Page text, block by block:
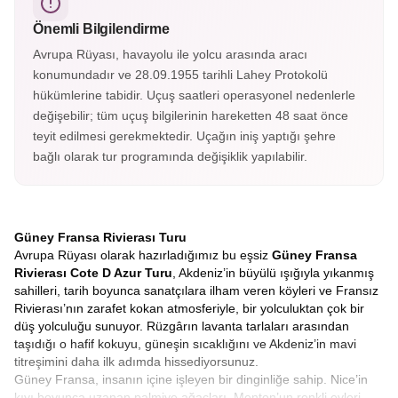
sayılır.
Önemli Bilgilendirme
Avrupa Rüyası, havayolu ile yolcu arasında aracı
konumundadır ve 28.09.1955 tarihli Lahey Protokolü
hükümlerine tabidir. Uçuş saatleri operasyonel nedenlerle
değişebilir; tüm uçuş bilgilerinin hareketten 48 saat önce
teyit edilmesi gerekmektedir. Uçağın iniş yaptığı şehre
bağlı olarak tur programında değişiklik yapılabilir.
Güney Fransa Rivierası Turu
Avrupa Rüyası olarak hazırladığımız bu eşsiz Güney Fransa
Rivierası Cote D Azur Turu , Akdeniz’in büyülü ışığıyla yıkanmış
sahilleri, tarih boyunca sanatçılara ilham veren köyleri ve Fransız
Rivierası’nın zarafet kokan atmosferiyle, bir yolculuktan çok bir
düş yolculuğu sunuyor. Rüzgârın lavanta tarlaları arasından
taşıdığı o hafif kokuyu, güneşin sıcaklığını ve Akdeniz’in mavi
titreşimini daha ilk adımda hissediyorsunuz.
Güney Fransa, insanın içine işleyen bir dinginliğe sahip. Nice’in